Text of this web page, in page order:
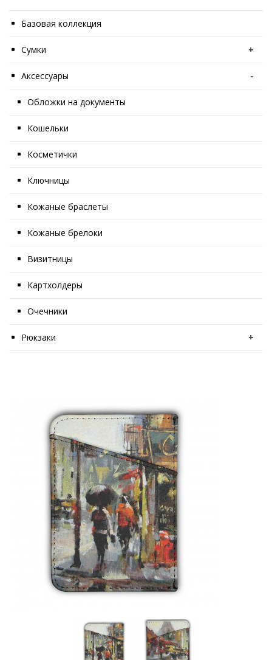
Базовая коллекция
Сумки +
Аксессуары -
Обложки на документы
Кошельки
Косметички
Ключницы
Кожаные браслеты
Кожаные брелоки
Визитницы
Картхолдеры
Очечники
Рюкзаки +